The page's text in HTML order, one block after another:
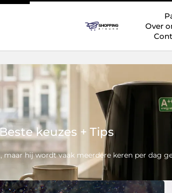
Over
keuzes + Tips
hij wordt vaak meerdere keren per dag